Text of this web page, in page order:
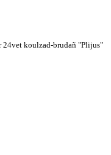
24vet koulzad-brudañ "Plijus"